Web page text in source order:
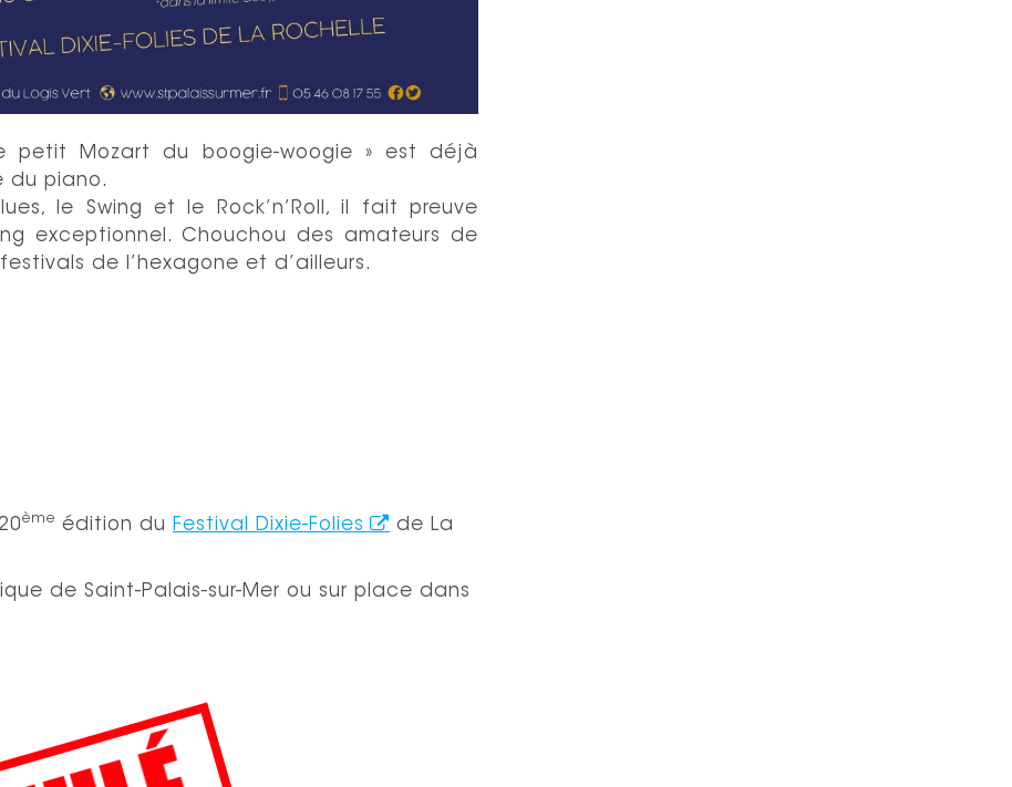
petit Mozart du boogie-woogie » est déjà
du piano.
le Swing et le Rock’n’Roll, il fait preuve
exceptionnel. Chouchou des amateurs de
de l’hexagone et d’ailleurs.
ème édition du Festival Dixie-Folies
de La
de Saint-Palais-sur-Mer ou sur place dans